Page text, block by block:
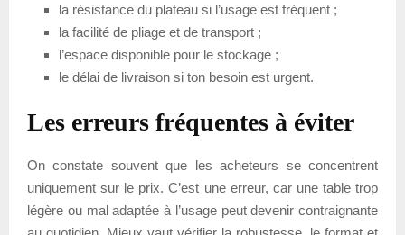
la résistance du plateau si l’usage est fréquent ;
la facilité de pliage et de transport ;
l’espace disponible pour le stockage ;
le délai de livraison si ton besoin est urgent.
Les erreurs fréquentes à éviter
On constate souvent que les acheteurs se concentrent
uniquement sur le prix. C’est une erreur, car une table trop
légère ou mal adaptée à l’usage peut devenir contraignante